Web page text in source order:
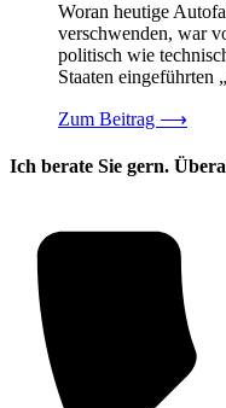
Woran heutige
verschwenden, war
politisch wie
Staaten
Zum Beitrag ⟶
Ich berate Sie gern.